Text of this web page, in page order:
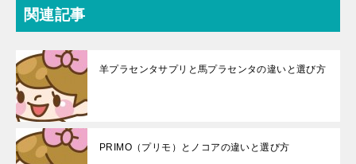
関連記事
羊プラセンタサプリと馬プラセンタの違いと選び方
PRIMO（プリモ）とノコアの違いと選び方